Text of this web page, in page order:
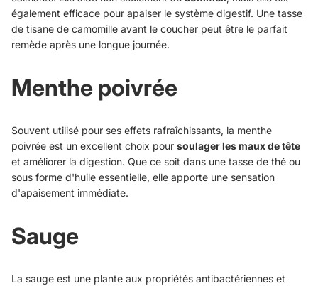
également efficace pour apaiser le système digestif. Une tasse
de tisane de camomille avant le coucher peut être le parfait
remède après une longue journée.
Menthe poivrée
Souvent utilisé pour ses effets rafraîchissants, la menthe
poivrée est un excellent choix pour soulager les maux de tête
et améliorer la digestion. Que ce soit dans une tasse de thé ou
sous forme d'huile essentielle, elle apporte une sensation
d'apaisement immédiate.
Sauge
La sauge est une plante aux propriétés antibactériennes et